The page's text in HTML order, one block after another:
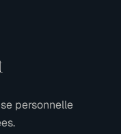
personnelle